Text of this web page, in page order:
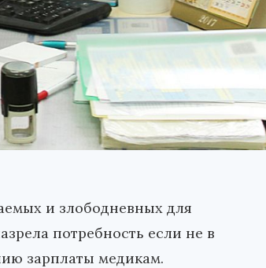
и злободневных для
потребность если не в
зарплаты медикам.